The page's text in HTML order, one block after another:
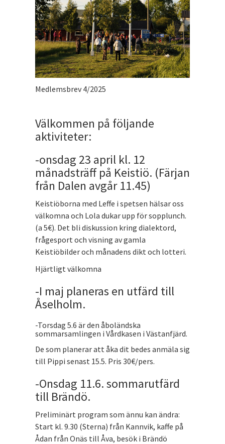
Medlemsbrev 4/2025
Välkommen på följande
aktiviteter:
-onsdag 23 april kl. 12
månadsträff på Keistiö. (Färjan
från Dalen avgår 11.45)
Keistiöborna med Leffe i spetsen hälsar oss
välkomna och Lola dukar upp för sopplunch.
(a 5€). Det bli diskussion kring dialektord,
frågesport och visning av gamla
Keistiöbilder och månadens dikt och lotteri.
Hjärtligt välkomna
-I maj planeras en utfärd till
Åselholm.
-Torsdag 5.6 är den åboländska
sommarsamlingen i Vårdkasen i Västanfjärd.
De som planerar att åka dit bedes anmäla sig
till Pippi senast 15.5. Pris 30€/pers.
-Onsdag 11.6. sommarutfärd
till Brändö.
Preliminärt program som ännu kan ändra:
Start kl. 9.30 (Sterna) från Kannvik, kaffe på
Ådan från Onäs till Åva, besök i Brändö